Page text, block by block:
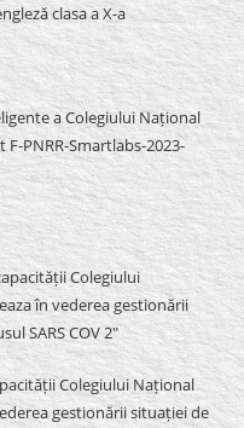
clasa a X-a
a Colegiului Național
PNRR-Smartlabs-2023-
Colegiului
în vederea gestionării
SARS COV 2″
Colegiului Național
gestionării situației de